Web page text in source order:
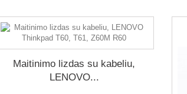
Maitinimo lizdas su kabeliu,
LENOVO...